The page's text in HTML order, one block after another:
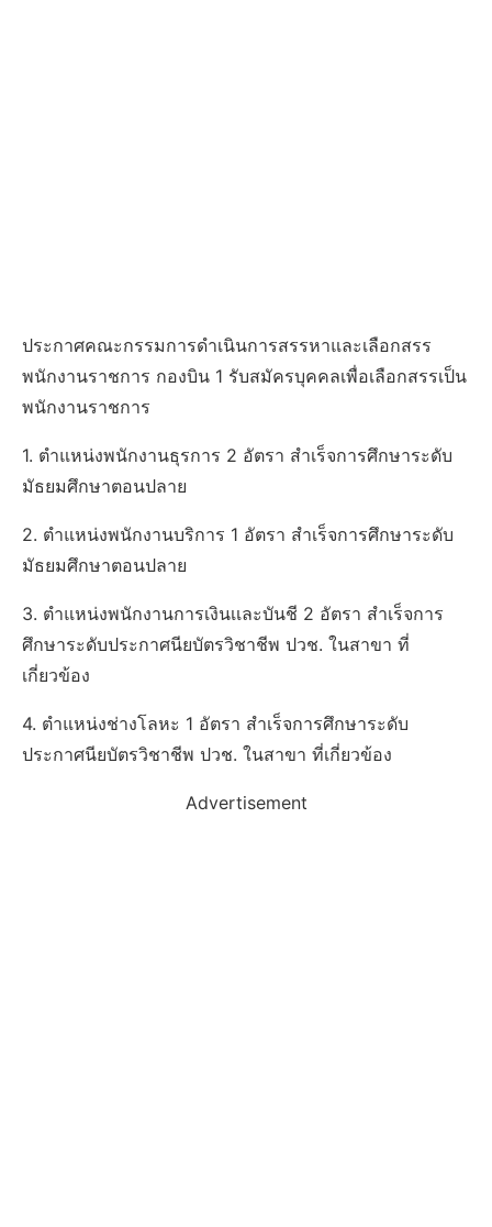
ประกาศคณะกรรมการดําเนินการสรรหาและเลือกสรร
พนักงานราชการ กองบิน 1 รับสมัครบุคคลเพื่อเลือกสรรเป็น
พนักงานราชการ
1. ตำแหน่งพนักงานธุรการ 2 อัตรา สำเร็จการศึกษาระดับ
มัธยมศึกษาตอนปลาย
2. ตำแหน่งพนักงานบริการ 1 อัตรา สำเร็จการศึกษาระดับ
มัธยมศึกษาตอนปลาย
3. ตำแหน่งพนักงานการเงินเเละบันชี 2 อัตรา สำเร็จการ
ศึกษาระดับประกาศนียบัตรวิชาชีพ ปวช. ในสาขา ที่
เกี่ยวข้อง
4. ตำแหน่งช่างโลหะ 1 อัตรา สำเร็จการศึกษาระดับ
ประกาศนียบัตรวิชาชีพ ปวช. ในสาขา ที่เกี่ยวข้อง
Advertisement